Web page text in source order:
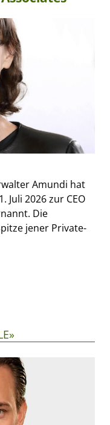
Amundi hat
Juli 2026 zur CEO
Die
jener Private-